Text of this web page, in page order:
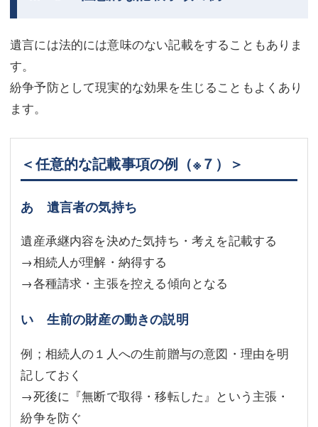
遺言には法的には意味のない記載をすることもありま
す。
紛争予防として現実的な効果を生じることもよくあり
ます。
＜任意的な記載事項の例 （※７） ＞
あ 遺言者の気持ち
遺産承継内容を決めた気持ち・考えを記載する
→相続人が理解・納得する
→各種請求・主張を控える傾向となる
い 生前の財産の動きの説明
例；相続人の１人への生前贈与の意図・理由を明
記しておく
→死後に『無断で取得・移転した』という主張・
紛争を防ぐ